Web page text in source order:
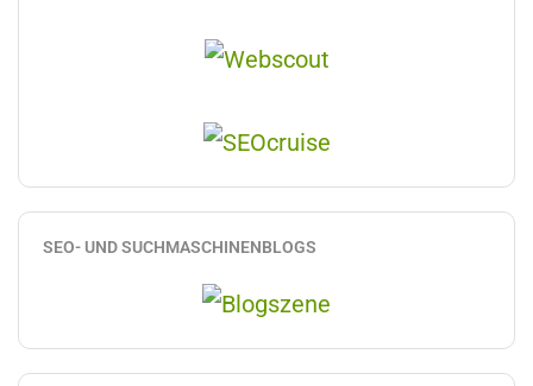
SEO- UND SUCHMASCHINENBLOGS